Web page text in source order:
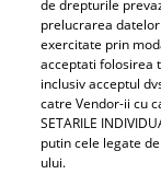
Avantaje
de drepturile
prelucrarea
exercitate prin
acceptati folosirea
inclusiv acceptul
catre Vendor-ii cu
SETARILE
putin cele legate
ului.